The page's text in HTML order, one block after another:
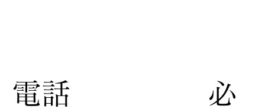
​必
​電話